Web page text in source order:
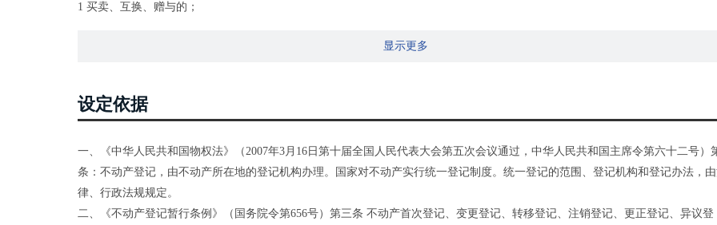
1 买卖、互换、赠与的；
6 分割、合并导致权属发生转移的；
8 法律、行政法规规定的其他情形。
显示更多
设定依据
一、《中华人民共和国物权法》（2007年3月16日第十届全国人民代表大会第五次会议通过，中华人民共和国主席令第六十二号）
条：不动产登记，由不动产所在地的登记机构办理。国家对不动产实行统一登记制度。统一登记的范围、登记机构和登记办法，
律、行政法规规定。
二、《不动产登记暂行条例》（国务院令第656号）第三条 不动产首次登记、变更登记、转移登记、注销登记、更正登记、异议登